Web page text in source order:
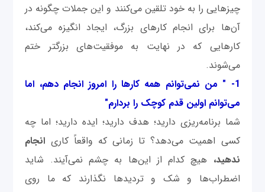
چیزهایی را به خود تلقین می‌کنند و این جملات چگونه در
آن‌ها برای انجام کارهای بزرگ، ایجاد انگیزه می‌کند،
کارهایی که در نهایت به موفقیت‌های بزرگتر ختم
می‌شوند.
1- " من نمی‌توانم همه کارها را امروز انجام دهم، اما
می‌توانم اولین قدم کوچک را بردارم"
شما برنامه‌ریزی دارید؛ هدف دارید؛ ایده دارید؛ اما چه
کسی اهمیت می‌دهد؟ تا زمانی که واقعاً کاری انجام
ندهید، هیچ کدام از این‌ها به چشم نمی‌آیند. شاید
اضطراب‌ها و شک و تردیدها نگذارند که ما روی